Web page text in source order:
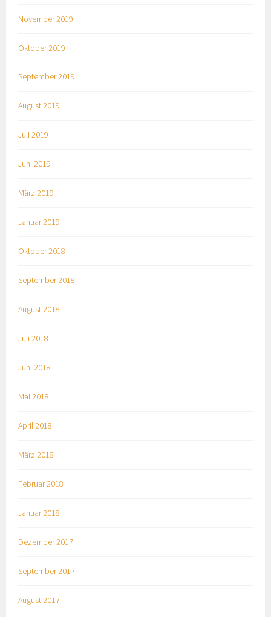
November 2019
Oktober 2019
September 2019
August 2019
Juli 2019
Juni 2019
März 2019
Januar 2019
Oktober 2018
September 2018
August 2018
Juli 2018
Juni 2018
Mai 2018
April 2018
März 2018
Februar 2018
Januar 2018
Dezember 2017
September 2017
August 2017